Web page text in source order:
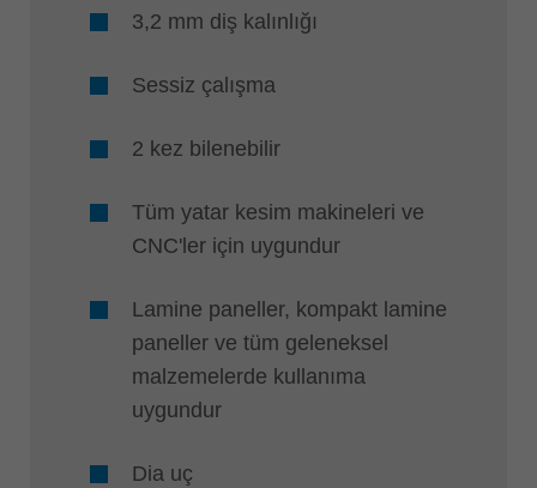
3,2 mm diş kalınlığı
Sessiz çalışma
2 kez bilenebilir
Tüm yatar kesim makineleri ve
CNC'ler için uygundur
Lamine paneller, kompakt lamine
paneller ve tüm geleneksel
malzemelerde kullanıma
uygundur
Dia uç